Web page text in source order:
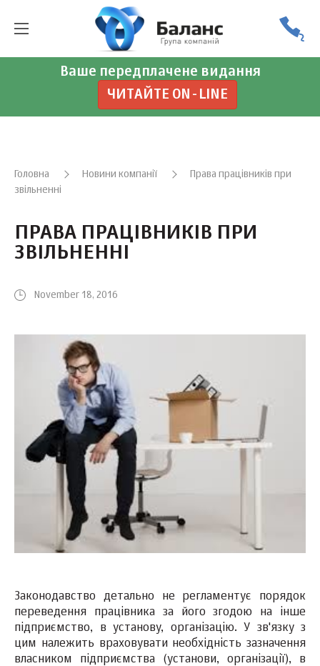
Ваше передплачене видання
ЧИТАЙТЕ ON-LINE
Головна Новини компанії
Права працівників при
звільненні
ПРАВА ПРАЦІВНИКІВ ПРИ
ЗВІЛЬНЕННІ
November 18, 2016
Законодавство детально не регламентує порядок
переведення працівника за його згодою на інше
підприємство, в установу, організацію. У зв'язку з
цим належить враховувати необхідність зазначення
власником підприємства (установи, організації), в